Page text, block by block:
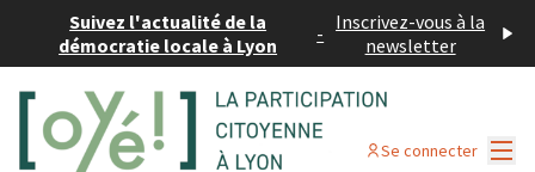
Suivez l'actualité de la
démocratie locale à Lyon
- Inscrivez-vous à la
newsletter
Se connecter